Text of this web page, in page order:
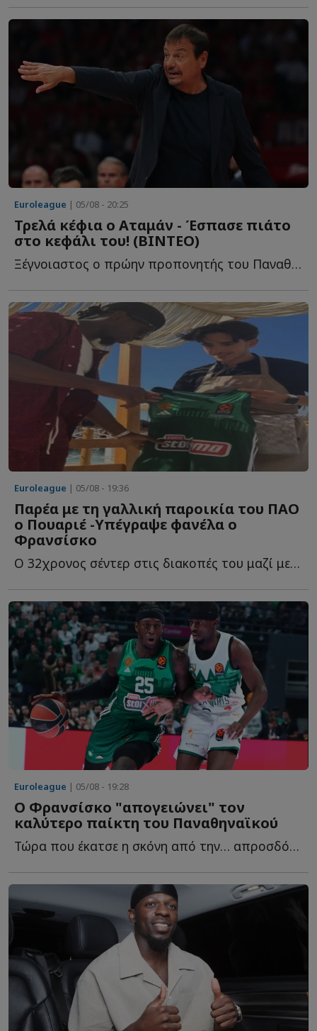
Euroleague | 05/08 - 20:25
Τρελά κέφια ο Αταμάν - Έσπασε πιάτο
στο κεφάλι του! (ΒΙΝΤΕΟ)
Ξέγνοιαστος ο πρώην προπονητής του Παναθηναϊκού σ...
Euroleague | 05/08 - 19:36
Παρέα με τη γαλλική παροικία του ΠΑΟ
ο Πουαριέ -Υπέγραψε φανέλα ο
Φρανσίσκo
Ο 32χρονος σέντερ στις διακοπές του μαζί με τους συμπατριώτες τ...
Euroleague | 05/08 - 19:28
Ο Φρανσίσκο "απογειώνει" τον
καλύτερο παίκτη του Παναθηναϊκού
Τώρα που έκατσε η σκόνη από την… απροσδόκητη προσθήκη τ...